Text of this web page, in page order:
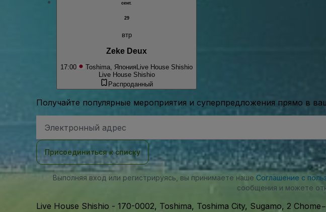
сент.
29
втр
Zeke Deux
17:00 Toshima, Япония Live House Shishio
Live House Shishio
Распроданный
Получайте популярные мероприятия и суперпредложения прямо в
электронной
Присоединиться к списку
Выполняя вход или регистрируясь, вы принимаете наше Соглашение с
сообщения и можете
Live House Shishio - 170-0002, Toshima, Toshima City, Sugamo, 2